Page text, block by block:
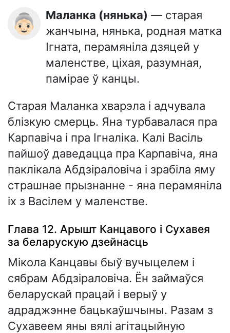
👵🏻 Маланка (нянька) — старая
жанчына, нянька, родная матка
Ігната, перамяніла дзяцей у
маленстве, ціхая, разумная,
памірае ў канцы.
Старая Маланка хварэла і адчувала
блізкую смерць. Яна турбавалася пра
Карпавіча і пра Ігналіка. Калі Васіль
пайшоў даведацца пра Карпавіча, яна
паклікала Абдзіраловіча і зрабіла яму
страшнае прызнанне - яна перамяніла
іх з Васілем у маленстве.
Глава 12. Арышт Канцавого і Сухавея
за беларускую дзейнасць
Мікола Канцавы быў вучыцелем і
сябрам Абдзіраловіча. Ён займаўся
беларускай працай і верыў у
адраджэнне бацькаўшчыны. Разам з
Сухавеем яны вялі агітацыйную